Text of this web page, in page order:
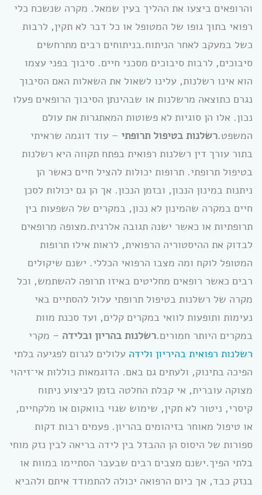
והרופאים ביצעו את ההליך בעין שמאל. מקרה שנשכח כלי
רפואי בתוך גופו של המטופל או כל דבר לא תקין, לרבות
כשל במעקב לאחר הניתוח.בניתוחים רבים מתרחשים
סיבוכים, לרבות סיבוכים מסכני חיים. סיבוך בפני עצמו
הוא אינו רשלנות, עלינו לשאול את השאלות האם הסיבוך
נגרם כתוצאה מרשלנות או שבהינתן הסיבוך הרופאים פעלו
נכון. אלו הן סוגיות לא פשוטות המאתגרות את עולם
המשפט.רשלנות בטיפול תרופתי – עוד דוגמה שראיתי
בתור עורך דין רשלנות רפואית בפתח תקווה היא רשלנות
בטיפול תרופתי. תרופות יכולות להציל חיים כאשר הן
ניתנות במינון הנכון, ובזמן הנכון. אך הן גם יכולות לסכן
חיים במקרה שהמינון לא נכון, במקרים של השפעות בין
תרופתיות או כאשר ישנה תגובה אלרגית.מצופה מרופאים
לבדוק את ההיסטוריה הרפואית, לראות אילו תרופות
המטופל לוקח ומה מצבו הרפואי הכללי. ישנם שיקולים
רבים כאשר רופאים מחליטים באיזו תרופה להשתמש, וכל
מקרה של רשלנות בטיפול תרופתי עלול להסתיים באי
נעימות ותופעות לוואי במקרים קלים, ועד סכנת מוות
במקרים היותר חמורים.רשלנות בהריון ובלידה – מקרי
רשלנות רפואית בהיריון ולידה עלולים לגרום לפגיעה בלתי
הפיכה בתינוק, ולעתים גם באם. הדוגמאות כוללות אי־זיהוי
מצוקה עוברית, אי קבלת החלטה בזמן לביצוע ניתוח
קיסרי, ניטור לא תקין, שימוש שגוי בוואקום או מלקחיים,
או טיפול מאוחר בזיהומים בהריון. פעמים רבות דקות
ספורות של היסוס הן ההבדל בין לידה בריאה לבין נזק מוחי
בלתי הפיך.ישנם מצבים רבים שבעבר הסתיימו במוות או
בנזק כבד, אך כיום הרפואה יכולה להתמודד איתם ולהביא